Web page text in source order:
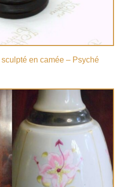
en camée – Psyché